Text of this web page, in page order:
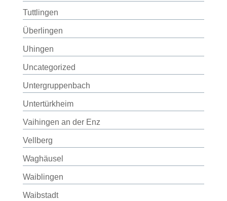
Tuttlingen
Überlingen
Uhingen
Uncategorized
Untergruppenbach
Untertürkheim
Vaihingen an der Enz
Vellberg
Waghäusel
Waiblingen
Waibstadt